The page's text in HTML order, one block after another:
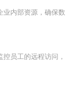
业内部资源，确保数
员工的远程访问，